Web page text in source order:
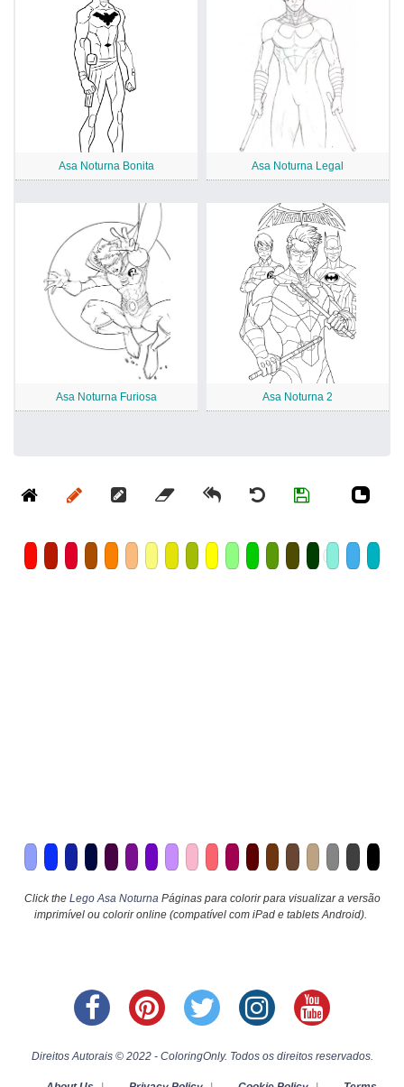
Asa Noturna Bonita Asa Noturna Legal
Asa Noturna Furiosa Asa Noturna 2
Click the Lego Asa NoturnaPáginas para colorir para visualizar a versão
imprimível ou colorir online (compatível com iPad e tablets Android).
Direitos Autorais © 2022 - ColoringOnly. Todos os direitos reservados.